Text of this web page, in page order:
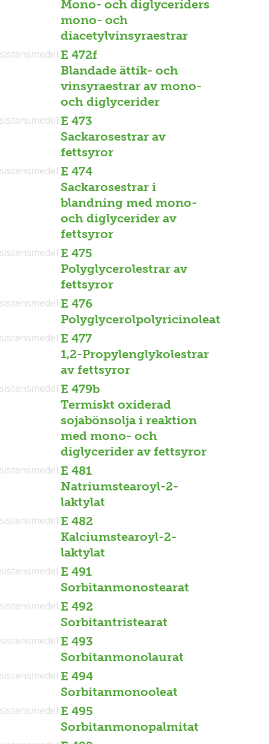
Mono- och diglyceriders
mono- och
diacetylvinsyraestrar
E 472f
Blandade ättik- och
vinsyraestrar av mono-
och diglycerider
E 473
Sackarosestrar av
fettsyror
E 474
Sackarosestrar i
blandning med mono-
och diglycerider av
fettsyror
E 475
Polyglycerolestrar av
fettsyror
E 476
Polyglycerolpolyricinoleat
E 477
1,2-Propylenglykolestrar
av fettsyror
E 479b
Termiskt oxiderad
sojabönsolja i reaktion
med mono- och
diglycerider av fettsyror
E 481
Natriumstearoyl-2-
laktylat
E 482
Kalciumstearoyl-2-
laktylat
E 491
Sorbitanmonostearat
E 492
Sorbitantristearat
E 493
Sorbitanmonolaurat
E 494
Sorbitanmonooleat
E 495
Sorbitanmonopalmitat